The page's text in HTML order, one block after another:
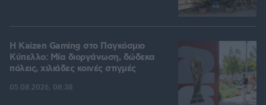
H Kaizen Gaming στο Παγκόσμιο
Kύπελλο: Μία διοργάνωση, δώδεκα
πόλεις, χιλιάδες κοινές στιγμές
05.08.2026, 08:38